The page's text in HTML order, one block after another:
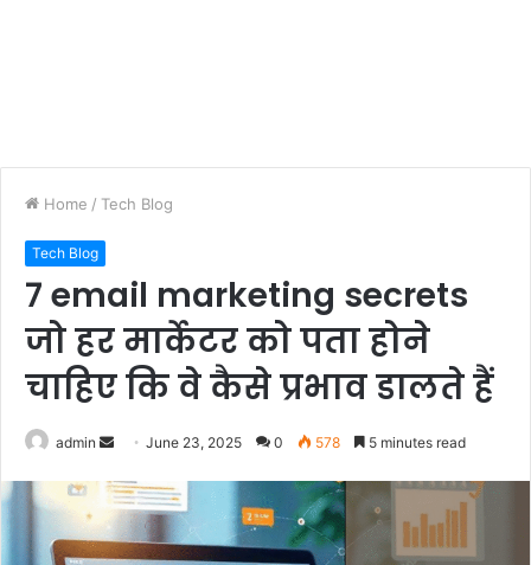
Home / Tech Blog
Tech Blog
7 email marketing secrets
जो हर मार्केटर को पता होने
चाहिए कि वे कैसे प्रभाव डालते हैं
admin
Send
email
June 23, 2025 0 578 5 minutes read